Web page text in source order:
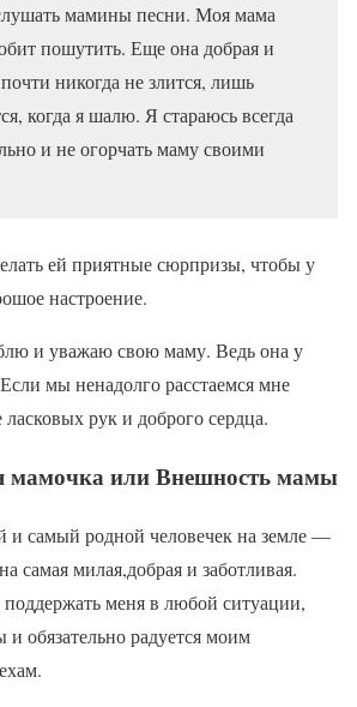
мамины песни. Моя мама
пошутить. Еще она добрая и
никогда не злится, лишь
когда я шалю. Я стараюсь всегда
и не огорчать маму своими
ей приятные сюрпризы, чтобы у
настроение.
и уважаю свою маму. Ведь она у
мы ненадолго расстаемся мне
ласковых рук и доброго сердца.
мамочка или Внешность мамы
самый родной человечек на земле —
самая милая,добрая и заботливая.
поддержать меня в любой ситуации,
обязательно радуется моим